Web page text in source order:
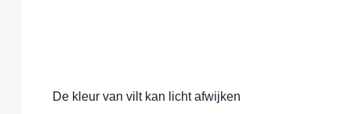
De kleur van vilt kan licht afwijken